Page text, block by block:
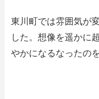
東川町では雰囲気が
した。想像を遥かに
やかになるなったの